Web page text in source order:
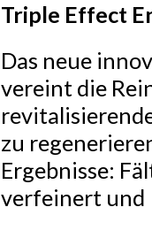
Triple Effect
Das neue
vereint die
zu
Ergebnisse:
verfeinert und